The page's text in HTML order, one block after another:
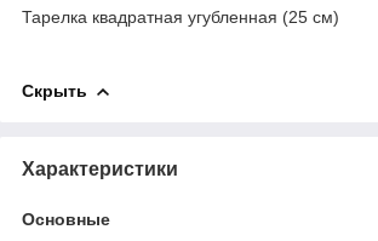
Тарелка квадратная угубленная (25 см)
Скрыть
Характеристики
Основные